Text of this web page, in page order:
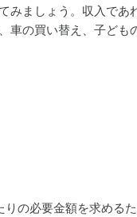
みましょう。収入で
の買い替え、子ども
の必要金額を求める